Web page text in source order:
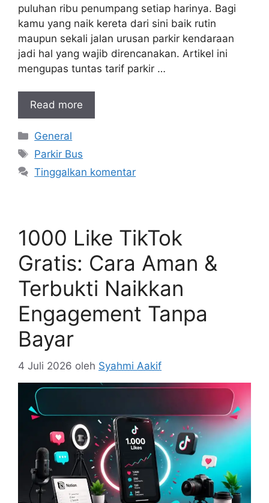
puluhan ribu penumpang setiap harinya. Bagi
kamu yang naik kereta dari sini baik rutin
maupun sekali jalan urusan parkir kendaraan
jadi hal yang wajib direncanakan. Artikel ini
mengupas tuntas tarif parkir …
Read more
Kategori
General
Tag
Parkir Bus
Tinggalkan komentar
1000 Like TikTok
Gratis: Cara Aman &
Terbukti Naikkan
Engagement Tanpa
Bayar
4 Juli 2026 oleh Syahmi Aakif